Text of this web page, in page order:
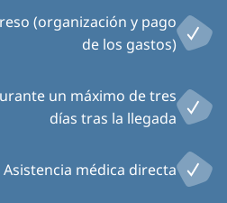
(organización y pago
de los gastos)
un máximo de tres
días tras la llegada
Asistencia médica directa